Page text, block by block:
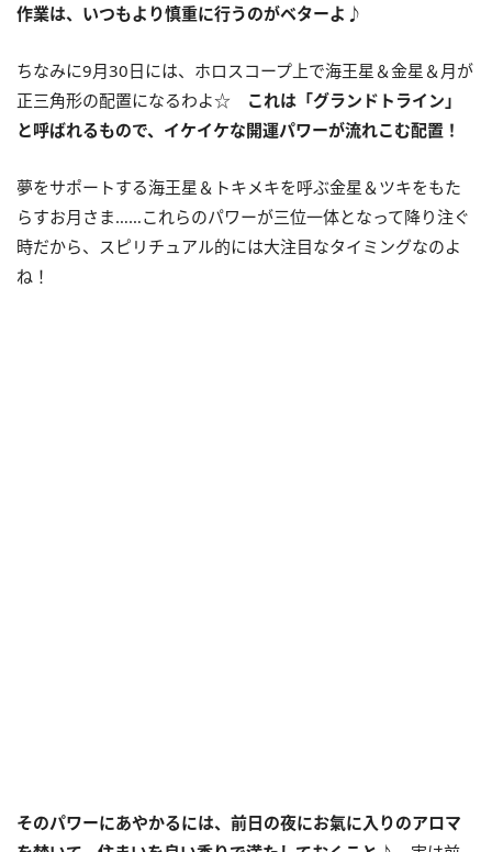
作業は、いつもより慎重に行うのがベターよ♪
ちなみに9月30日には、ホロスコープ上で海王星＆金星＆月が
正三角形の配置になるわよ☆ これは「グランドトライン」
と呼ばれるもので、イケイケな開運パワーが流れこむ配置！
夢をサポートする海王星＆トキメキを呼ぶ金星＆ツキをもた
らすお月さま……これらのパワーが三位一体となって降り注ぐ
時だから、スピリチュアル的には大注目なタイミングなのよ
ね！
そのパワーにあやかるには、前日の夜にお氣に入りのアロマ